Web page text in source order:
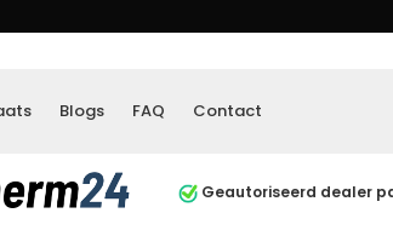
Blogs FAQ Contact
Geautoriseerd dealer